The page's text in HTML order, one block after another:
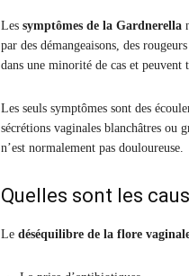
Les symptômes de la Gardnerella
par des démangeaisons, des
dans une minorité de cas et
Les seuls symptômes sont des
sécrétions vaginales blanchâtres ou
n’est normalement pas douloureuse.
Quelles sont les
Le déséquilibre de la flore